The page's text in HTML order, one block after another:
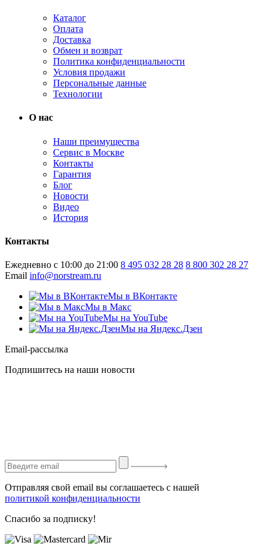
Каталог
Оплата
Доставка
Обмен и возврат
Политика конфиденциальности
Условия продажи
Персональные данные
Технологии
О нас
Наши преимущества
Сервис в Москве
Контакты
Гарантия
Блог
Новости
Видео
История
Контакты
Ежедневно с 10:00 до 21:00 8 495 032 28 28 8 800 302 28 27
Email info@norstream.ru
Мы в ВКонтакте
Мы в Макс
Мы на YouTube
Мы на Яндекс.Дзен
Email-рассылка
Подпишитесь на наши новости
Отправляя свой email вы соглашаетесь с нашей
политикой конфиденциальности
Спасибо за подписку!